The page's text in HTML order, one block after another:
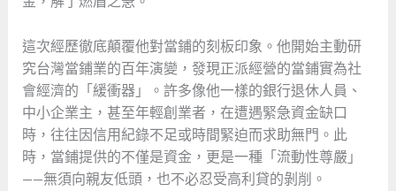
這次經歷徹底顛覆他對當鋪的刻板印象。他開始主動研
究台灣當鋪業的百年演變，發現正派經營的當鋪實為社
會經濟的「緩衝器」。許多像他一樣的銀行退休人員、
中小企業主，甚至年輕創業者，在遭遇緊急資金缺口
時，往往因信用紀錄不足或時間緊迫而求助無門。此
時，當鋪提供的不僅是資金，更是一種「流動性尊嚴」
——無須向親友低頭，也不必忍受高利貸的剝削。